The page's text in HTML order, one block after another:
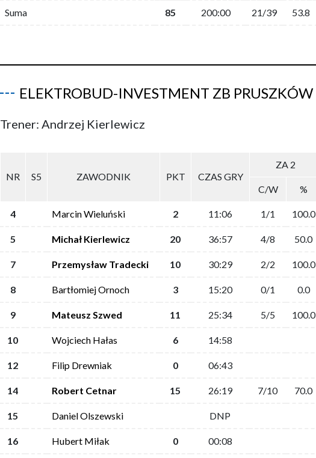
Suma 85 200:00 21/39 53.8
ELEKTROBUD-INVESTMENT ZB PRUSZKÓW
Trener: Andrzej Kierlewicz
NR S5 ZAWODNIK PKT CZAS GRY
ZA 2
C/W
%
4 Marcin Wieluński 2 11:06 1/1 100.0
5 Michał Kierlewicz 20 36:57 4/8 50.0
7 Przemysław Tradecki 10 30:29 2/2 100.0
8 Bartłomiej Ornoch 3 15:20 0/1 0.0
9 Mateusz Szwed 11 25:34 5/5 100.0
10 Wojciech Hałas 6 14:58
12 Filip Drewniak 0 06:43
14 Robert Cetnar 15 26:19 7/10 70.0
15 Daniel Olszewski DNP
16 Hubert Miłak 0 00:08